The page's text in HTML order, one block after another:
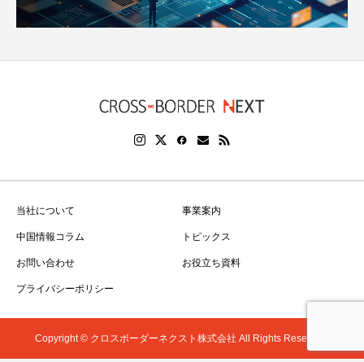
当社について 事業案内
中国情報コラム トピックス
お問い合わせ お役立ち資料
プライバシーポリシー
Copyright © クロスボーダーネクスト株式会社 All Rights Reserved.